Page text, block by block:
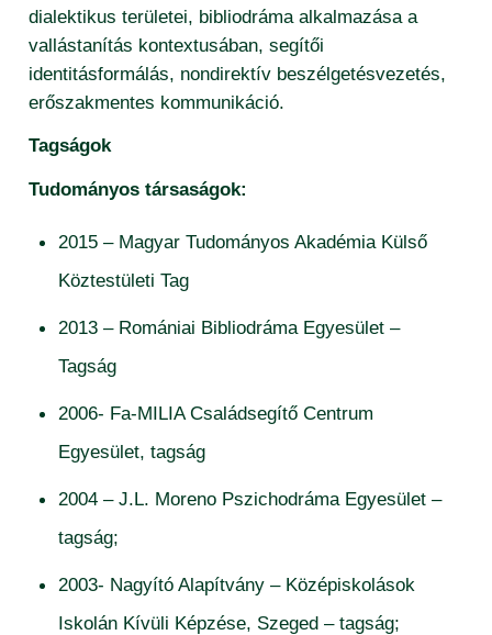
dialektikus területei, bibliodráma alkalmazása a
vallástanítás kontextusában, segítői
identitásformálás, nondirektív beszélgetésvezetés,
erőszakmentes kommunikáció.
Tagságok
Tudományos társaságok:
2015 – Magyar Tudományos Akadémia Külső
Köztestületi Tag
2013 – Romániai Bibliodráma Egyesület –
Tagság
2006- Fa-MILIA Családsegítő Centrum
Egyesület, tagság
2004 – J.L. Moreno Pszichodráma Egyesület –
tagság;
2003- Nagyító Alapítvány – Középiskolások
Iskolán Kívüli Képzése, Szeged – tagság;